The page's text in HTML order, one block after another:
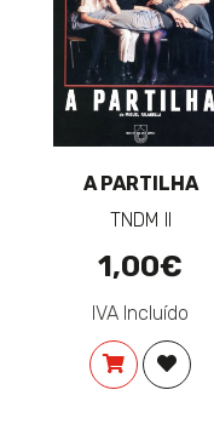
A PARTILHA
TNDM II
1,00€
IVA Incluído
COMPRAR